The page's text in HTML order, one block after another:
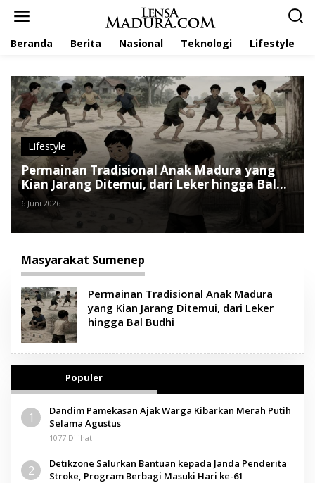
Beranda Berita Nasional Teknologi Lifestyle
Lifestyle
Permainan Tradisional Anak Madura yang
Kian Jarang Ditemui, dari Leker hingga Bal
Budhi
6 Juni 2026
Masyarakat Sumenep
Permainan Tradisional Anak Madura
yang Kian Jarang Ditemui, dari Leker
hingga Bal Budhi
Populer
1
Dandim Pamekasan Ajak Warga Kibarkan Merah Putih
Selama Agustus
1077 Dilihat
2
Detikzone Salurkan Bantuan kepada Janda Penderita
Stroke, Program Berbagi Masuki Hari ke-61